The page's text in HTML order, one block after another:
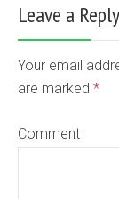
Leave a Reply
Your email
are marked *
Comment